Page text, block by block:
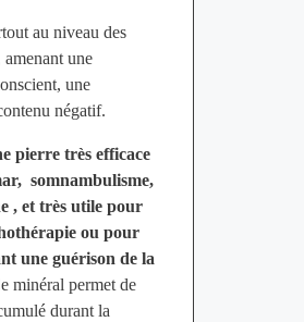
au niveau des
une
une
négatif.
pierre très efficace
somnambulisme,
, et très utile pour
ou pour
une guérison de la
minéral permet de
durant la